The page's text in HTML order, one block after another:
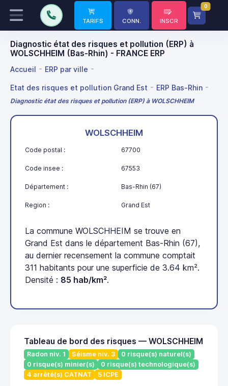
TARIFS CONN. INSCR
0
Diagnostic état des risques et pollution (ERP) à
WOLSCHHEIM (Bas-Rhin) - FRANCE ERP
Accueil ERP par ville
Etat des risques et pollution Grand Est ERP Bas-Rhin
Diagnostic état des risques et pollution (ERP) à WOLSCHHEIM
WOLSCHHEIM
Code postal : 67700
Code insee : 67553
Département : Bas-Rhin (67)
Region : Grand Est
La commune WOLSCHHEIM se trouve en
Grand Est dans le département Bas-Rhin (67),
au dernier recensement la commune comptait
311 habitants pour une superficie de 3.64 km².
Densité : 85 hab/km².
Tableau de bord des risques — WOLSCHHEIM
Radon niv. 1 Séisme niv. 3
0 risque(s) naturel(s)
0 risque(s) minier(s)
0 risque(s) technologique(s)
4 arrêté(s) CATNAT
5 ICPE